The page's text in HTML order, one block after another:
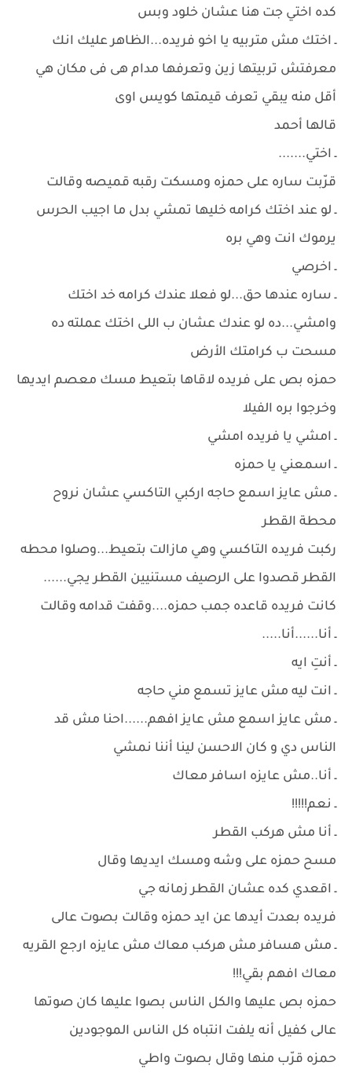
كده اختي جت هنا عشان خلود وبس
ـ اختك مش متربيه يا اخو فريده...الظاهر عليك انك
معرفتش تربيتها زين وتعرفها مدام هى فى مكان هي
أقل منه يبقي تعرف قيمتها كويس اوى
قالها أحمد
ـ اختي.......
قرّبت ساره على حمزه ومسكت رقبه قميصه وقالت
ـ لو عند اختك كرامه خليها تمشي بدل ما اجيب الحرس
يرموك انت وهي بره
ـ اخرصي
ـ ساره عندها حق...لو فعلا عندك كرامه خد اختك
وامشي...ده لو عندك عشان ب اللى اختك عملته ده
مسحت ب كرامتك الأرض
حمزه بص على فريده لاقاها بتعيط مسك معصم ايديها
وخرجوا بره الفيلا
ـ امشي يا فريده امشي
ـ اسمعني يا حمزه
ـ مش عايز اسمع حاجه اركبي التاكسي عشان نروح
محطة القطر
ركبت فريده التاكسي وهي مازالت بتعيط...وصلوا محطه
القطر قصدوا على الرصيف مستنيين القطر يجي......
كانت فريده قاعده جمب حمزه....وقفت قدامه وقالت
ـ أنا......أنا.....
ـ أنتِ ايه
ـ انت ليه مش عايز تسمع مني حاجه
ـ مش عايز اسمع مش عايز افهم......احنا مش قد
الناس دي و كان الاحسن لينا أننا نمشي
ـ أنا..مش عايزه اسافر معاك
ـ نعم!!!!!
ـ أنا مش هركب القطر
مسح حمزه على وشه ومسك ايديها وقال
ـ اقعدي كده عشان القطر زمانه جي
فريده بعدت أيدها عن ايد حمزه وقالت بصوت عالى
ـ مش هسافر مش هركب معاك مش عايزه ارجع القريه
معاك افهم بقي!!!
حمزه بص عليها والكل الناس بصوا عليها كان صوتها
عالى كفيل أنه يلفت انتباه كل الناس الموجودين
حمزه قرّب منها وقال بصوت واطي